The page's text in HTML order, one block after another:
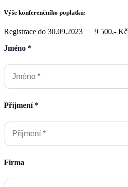
Výše konferenčního poplatku:
Registrace do 30.09.2023 9 500,- Kč
Jméno *
Příjmení *
Firma